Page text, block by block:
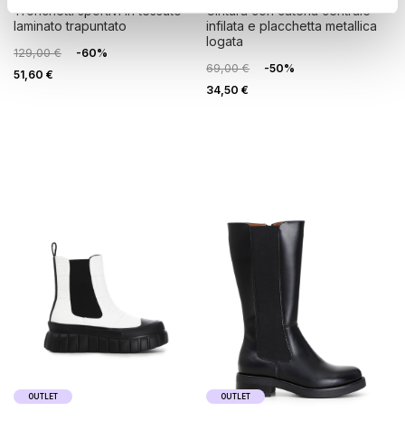
tronchetti sportivi in tessuto
laminato trapuntato
129,00 €
-60%
51,60 €
cintura con catena centrale
infilata e placchetta metallica
logata
69,00 €
-50%
34,50 €
OUTLET OUTLET